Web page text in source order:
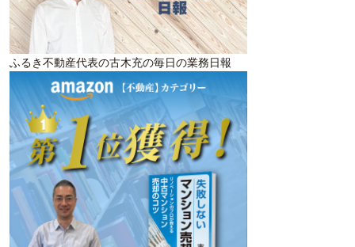
ふるき不動産代表の古木充の毎日の業務日報